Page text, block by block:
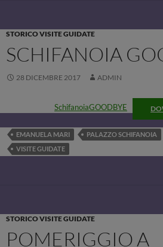
STORICO VISITE GUIDATE
SCHIFANOIA
28 DICEMBRE 2017 ADMIN
SchifanoiaGOODBYE
EMANUELA MARI PALAZZO SCHIFANOIA
VISITE GUIDATE
STORICO VISITE GUIDATE
POMERIGGIO A